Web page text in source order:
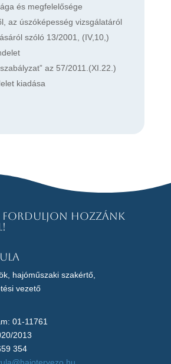
és megfelelősége
az úszóképesség vizsgálatáról
szóló 13/2001, (IV,10,)
szabályzat” az 57/2011.(XI.22.)
kiadása
forduljon hozzánk
hajóműszaki szakértő,
vezető
01-11761
2013
354